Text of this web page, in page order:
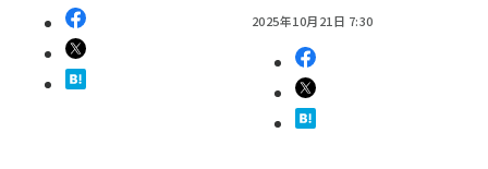
2025年10月21日 7:30